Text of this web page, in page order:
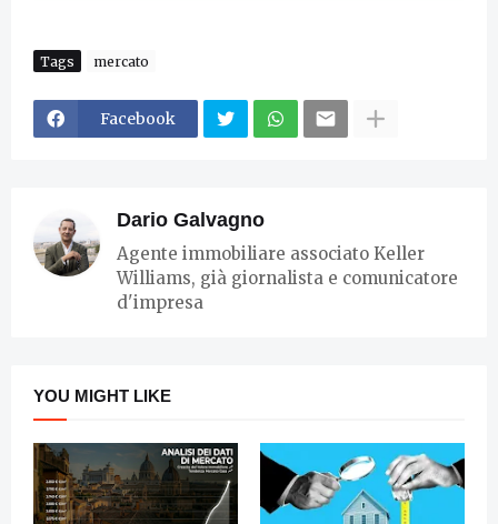
Tags mercato
Facebook
Dario Galvagno
Agente immobiliare associato Keller
Williams, già giornalista e comunicatore
d'impresa
YOU MIGHT LIKE